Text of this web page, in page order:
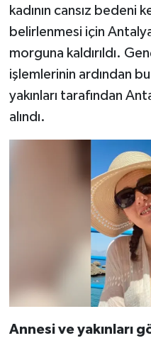
kadının cansız bedeni
belirlenmesi için
morguna kaldırıldı.
işlemlerinin ardından
yakınları tarafından
alındı.
Annesi ve yakınları